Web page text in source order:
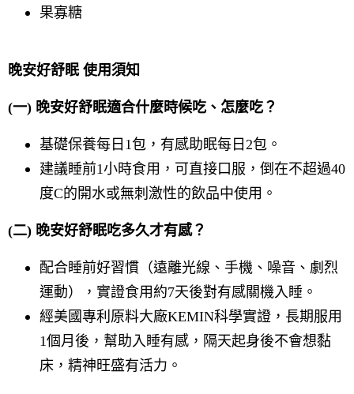
果寡糖
晚安好舒眠 使用須知
(一) 晚安好舒眠適合什麼時候吃、怎麼吃？
基礎保養每日1包，有感助眠每日2包。
建議睡前1小時食用，可直接口服，倒在不超過40
度C的開水或無刺激性的飲品中使用。
(二) 晚安好舒眠吃多久才有感？
配合睡前好習慣（遠離光線、手機、噪音、劇烈
運動），實證食用約7天後對有感關機入睡。
經美國專利原料大廠KEMIN科學實證，長期服用
1個月後，幫助入睡有感，隔天起身後不會想黏
床，精神旺盛有活力。